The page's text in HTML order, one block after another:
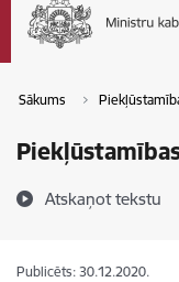
Sākums
Atskaņot tekstu
Publicēts: 30.12.2020.